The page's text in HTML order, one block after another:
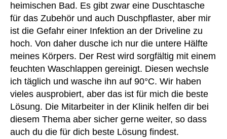
heimischen Bad. Es gibt zwar eine Duschtasche
für das Zubehör und auch Duschpflaster, aber mir
ist die Gefahr einer Infektion an der Driveline zu
hoch. Von daher dusche ich nur die untere Hälfte
meines Körpers. Der Rest wird sorgfältig mit einem
feuchten Waschlappen gereinigt. Diesen wechsle
ich täglich und wasche ihn auf 90°C. Wir haben
vieles ausprobiert, aber das ist für mich die beste
Lösung. Die Mitarbeiter in der Klinik helfen dir bei
diesem Thema aber sicher gerne weiter, so dass
auch du die für dich beste Lösung findest.
e
ar
t,
G
er
in
n
g
s
la
st
er
,
D
u
s
c
ht
a
s
c